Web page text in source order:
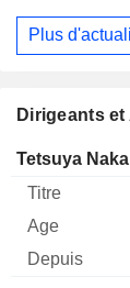
Plus
Dirigeants
Dirigeant Titre
Tetsuya